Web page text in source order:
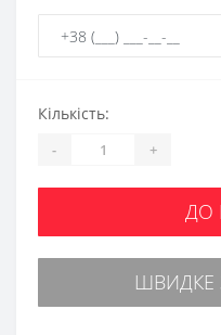
Кількість:
- +
ДО
ШВИДКЕ